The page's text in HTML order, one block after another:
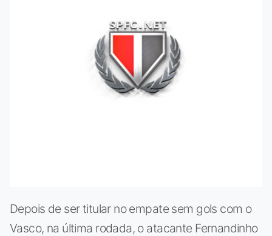
Depois de ser titular no empate sem gols com o
Vasco, na última rodada, o atacante Fernandinho